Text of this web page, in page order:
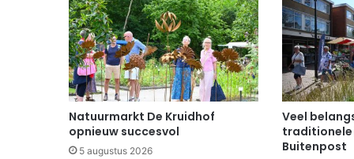
Natuurmarkt De Kruidhof
opnieuw succesvol
5 augustus 2026
Veel
Buitenpost